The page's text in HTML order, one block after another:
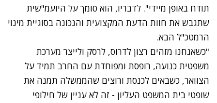
תודח באופן מיידי". לדבריו, הוא סומך על היועמ"שית
שתגבש את חוות הדעת המקצועית והנכונה בסוגיית מינוי
הרמטכ"ל הבא.
"כשאנחנו מזהים רצון לדרוס, לרסק ולייצר מערכת
משפטית כנועה, רופסת ומפוחדת עם החרב תמיד על
הצוואר, כשבאים לכנסת ורוצים שהממשלה תמנה את
שופטי בית המשפט העליון - זה לא עניין של חילופי